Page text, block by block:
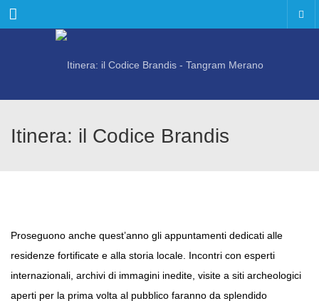
Menu
Itinera: il Codice Brandis
Proseguono anche quest’anno gli appuntamenti dedicati alle
residenze fortificate e alla storia locale. Incontri con esperti
internazionali, archivi di immagini inedite, visite a siti archeologici
aperti per la prima volta al pubblico faranno da splendido